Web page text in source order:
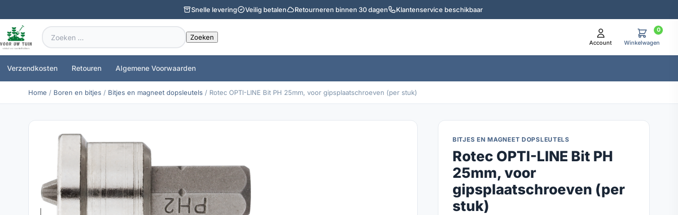
Snelle levering Veilig betalen Retourneren binnen 30 dagen Klantenservice beschikbaar
Zoeken
naar:
Account
0
Winkelwagen
Verzendkosten Retouren Algemene Voorwaarden
Home / Boren en bitjes / Bitjes en magneet dopsleutels / Rotec OPTI-LINE Bit PH 25mm, voor gipsplaatschroeven (per stuk)
BITJES EN MAGNEET DOPSLEUTELS
Rotec OPTI-LINE Bit PH
25mm, voor
gipsplaatschroeven (per
stuk)